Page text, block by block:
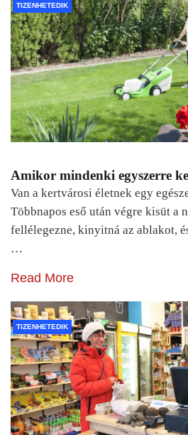
TIZENHETEDIK
Amikor mindenki egyszerre
Van a kertvárosi életnek egy
Többnapos eső után végre kisüt a
fellélegezne, kinyitná az ablakot,
…
Read More
TIZENHETEDIK